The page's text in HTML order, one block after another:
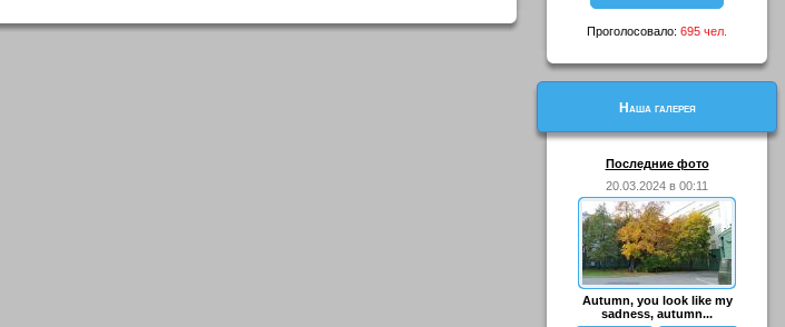
Проголосовало: 695 чел.
Наша галерея
Последние фото
20.03.2024 в 00:11
Autumn, you look like my
sadness, autumn...